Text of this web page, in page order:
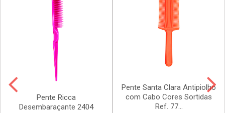
Pente Ricca
Desembaraçante 2404
Pente Santa Clara Antipiolho
com Cabo Cores Sortidas
Ref. 77...